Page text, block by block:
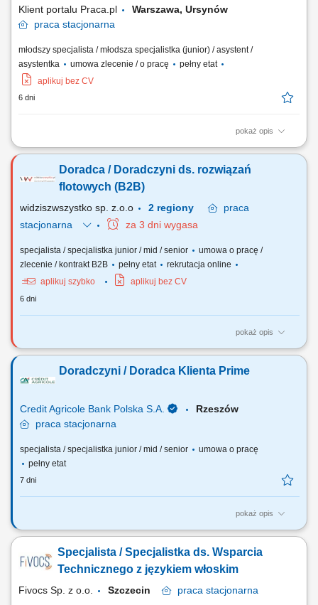
Klient portalu Praca.pl
Warszawa, Ursynów
praca stacjonarna
młodszy specjalista / młodsza specjalistka (junior) / asystent /
asystentka
umowa zlecenie / o pracę
pełny etat
aplikuj bez CV
6 dni
pokaż opis
Bieżąca obsługa zapytań od klientów z Francji i innych krajów
Przygotowywanie spersonalizowanych ofert handlowych wraz z
wizualizacjami produktów. Nadzór nad całym procesem realizacji
Doradca / Doradczyni ds. rozwiązań
flotowych (B2B)
widziszwszystko sp. z.o.o
praca
stacjonarna
za 3 dni wygasa
specjalista / specjalistka junior / mid / senior
umowa o pracę /
zlecenie / kontrakt B2B
pełny etat
rekrutacja online
aplikuj szybko
aplikuj bez CV
6 dni
pokaż opis
Opis stanowiska Poszukujemy osoby nastawionej na realizację celów
nowych klientów B2B oraz budowanie własnej bazy kontaktów. Do
zadań należeć będzie m.in. pozyskiwanie nowych klientów
Doradczyni / Doradca Klienta Prime
Credit Agricole Bank Polska S.A.
Rzeszów
praca stacjonarna
specjalista / specjalistka junior / mid / senior
umowa o pracę
pełny etat
7 dni
pokaż opis
Jakie będą Twoje zadania: Pozyskiwanie nowych klientów z segmentu
Identyfikacja potrzeb oraz oczekiwań klientów i dopasowywanie
produktów i usług finansowych. Aktywna sprzedaż produktów
Specjalista / Specjalistka ds. Wsparcia
Technicznego z językiem włoskim
Fivocs Sp. z o.o. Szczecin praca stacjonarna